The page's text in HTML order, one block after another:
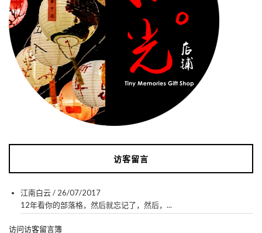
访客留言
江南白云/ 26/07/2017
12年看你的部落格，然后就忘记了，然后，...
访问访客留言簿